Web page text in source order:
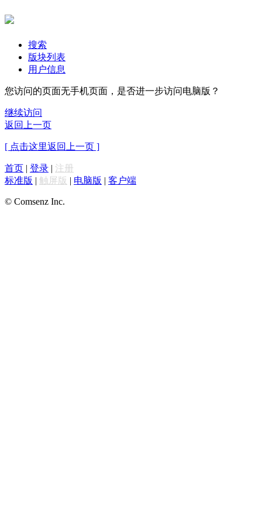
搜索
版块列表
用户信息
您访问的页面无手机页面，是否进一步访问电脑版？
继续访问
返回上一页
[ 点击这里返回上一页 ]
首页 | 登录 | 注册
标准版 | 触屏版 | 电脑版 | 客户端
© Comsenz Inc.